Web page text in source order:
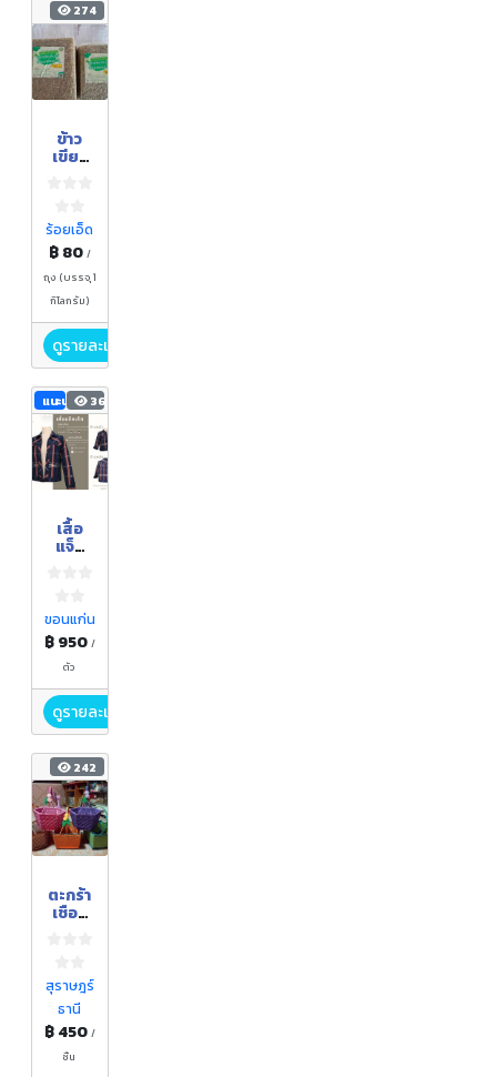
274
ข้าว
เขียว
มะลิ
ร้อยเอ็ด
฿ 80 /
ถุง (บรรจุ 1
กิโลกรัม)
ดูรายละเอียด
แนะนำ 368
เสื้อ
แจ็ค
ขอนแก่น
฿ 950 /
ตัว
ดูรายละเอียด
242
ตะกร้า
เชือก
สุราษฎร์
ธานี
฿ 450 /
ชิ้น